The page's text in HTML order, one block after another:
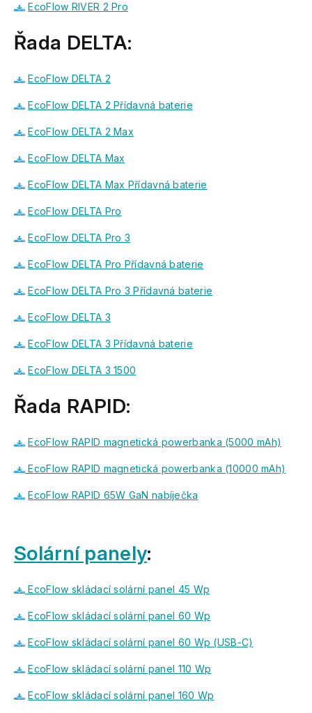
EcoFlow RIVER 2 Pro
Řada DELTA:
EcoFlow DELTA 2
EcoFlow DELTA 2 Přídavná baterie
EcoFlow DELTA 2 Max
EcoFlow DELTA Max
EcoFlow DELTA Max Přídavná baterie
EcoFlow DELTA Pro
EcoFlow DELTA Pro 3
EcoFlow DELTA Pro Přídavná baterie
EcoFlow DELTA Pro 3 Přídavná baterie
EcoFlow DELTA 3
EcoFlow DELTA 3 Přídavná baterie
EcoFlow DELTA 3 1500
Řada RAPID:
EcoFlow RAPID magnetická powerbanka (5000 mAh)
EcoFlow RAPID magnetická powerbanka (10000 mAh)
EcoFlow RAPID 65W GaN nabíječka
Solární panely:
EcoFlow skládací solární panel 45 Wp
EcoFlow skládací solární panel 60 Wp
EcoFlow skládací solární panel 60 Wp (USB-C)
EcoFlow skládací solární panel 110 Wp
EcoFlow skládací solární panel 160 Wp